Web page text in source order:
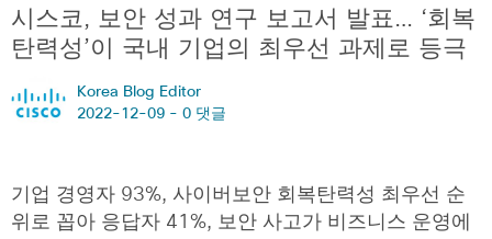
시스코, 보안 성과 연구 보고서 발표… ‘회복
탄력성’이 국내 기업의 최우선 과제로 등극
Korea Blog Editor
2022-12-09 - 0 댓글
기업 경영자 93%, 사이버보안 회복탄력성 최우선 순
위로 꼽아 응답자 41%, 보안 사고가 비즈니스 운영에